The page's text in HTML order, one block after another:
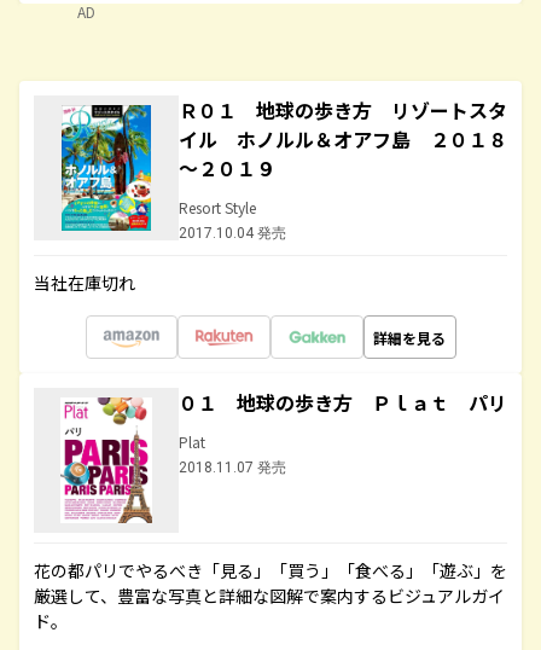
AD
Ｒ０１ 地球の歩き方 リゾートスタ
イル ホノルル＆オアフ島 ２０１８
～２０１９
Resort Style
2017.10.04 発売
当社在庫切れ
詳細を見る
０１ 地球の歩き方 Ｐｌａｔ パリ
Plat
2018.11.07 発売
花の都パリでやるべき「見る」「買う」「食べる」「遊ぶ」を
厳選して、豊富な写真と詳細な図解で案内するビジュアルガイ
ド。